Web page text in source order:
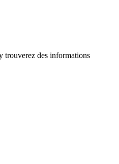
trouverez des informations